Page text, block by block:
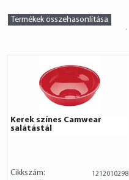
Kft.
Termékek összehasonlítása
Kerek színes Camwear
salátástál
Cikkszám: 1212010298